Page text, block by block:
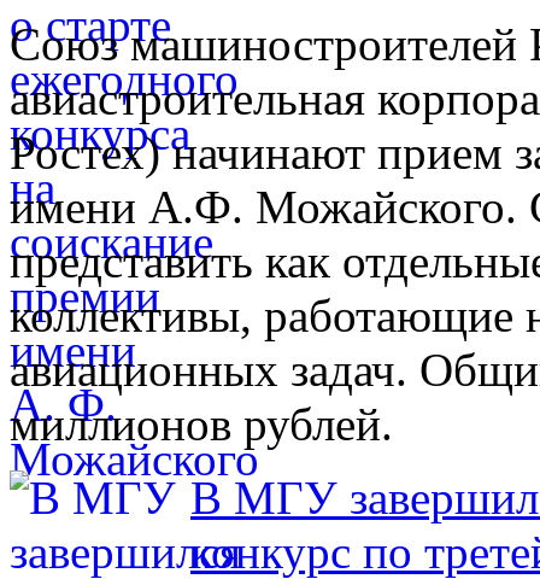
Союз машиностроителей
авиастроительная
Ростех) начинают прием
имени А.Ф. Можайского.
представить как
коллективы, работающие
авиационных задач.
миллионов рублей.
В МГУ
конкурс по